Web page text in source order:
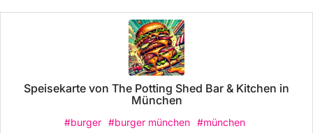
Speisekarte von The Potting Shed Bar & Kitchen in
München
#burger #burger münchen #münchen